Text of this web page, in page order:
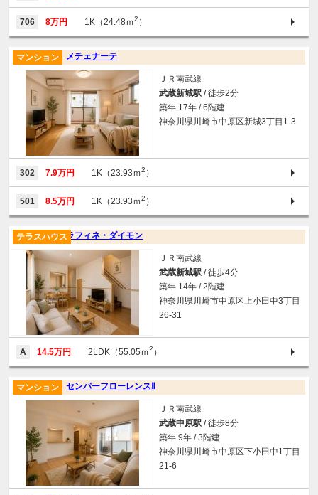
706 8万円 1K（24.48ｍ2 ）
メチェナーテ
マンション
ＪＲ南武線
武蔵新城駅 / 徒歩2分
築年 17年 / 6階建
神奈川県川崎市中原区新城3丁目1-3
302 7.9万円 1K（23.93ｍ2 ）
501 8.5万円 1K（23.93ｍ2 ）
ラフィネ・ダイモン
テラスハウス
ＪＲ南武線
武蔵新城駅 / 徒歩4分
築年 14年 / 2階建
神奈川県川崎市中原区上小田中3丁目
26-31
A 14.5万円 2LDK（55.05ｍ2 ）
センパーフローレンスⅡ
マンション
ＪＲ南武線
武蔵中原駅 / 徒歩8分
築年 9年 / 3階建
神奈川県川崎市中原区下小田中1丁目
21-6